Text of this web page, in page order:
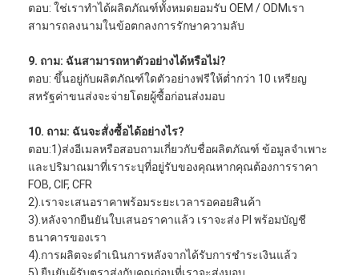
ตอบ: ใช่เราทำได้ผลิตภัณฑ์ทั้งหมดยอมรับ OEM / ODMเรา
สามารถลงนามในข้อตกลงการรักษาความลับ
9. ถาม: ฉันสามารถหาตัวอย่างได้หรือไม่?
ตอบ: ขึ้นอยู่กับผลิตภัณฑ์ใดตัวอย่างฟรีให้ต่ำกว่า 10 เหรียญ
สหรัฐค่าขนส่งจะจ่ายโดยผู้ซื้อก่อนส่งมอบ
10. ถาม: ฉันจะสั่งซื้อได้อย่างไร?
ตอบ:1)ส่งอีเมลหรือสอบถามเกี่ยวกับชื่อผลิตภัณฑ์ ข้อมูลจำเพาะ
และปริมาณมาที่เราระบุที่อยู่รับของคุณหากคุณต้องการราคา
FOB, CIF, CFR
2).เราจะเสนอราคาพร้อมระยะเวลารอคอยสินค้า
3).หลังจากยืนยันใบเสนอราคาแล้ว เราจะส่ง PI พร้อมบัญชี
ธนาคารของเรา
4).การผลิตจะดำเนินการหลังจากได้รับการชำระเงินแล้ว